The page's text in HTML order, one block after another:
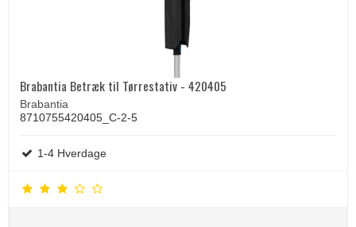
Brabantia Betræk til Tørrestativ - 420405
Brabantia
8710755420405_C-2-5
1-4 Hverdage